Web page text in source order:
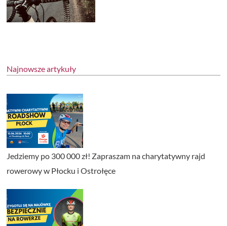
Najnowsze artykuły
Jedziemy po 300 000 zł! Zapraszam na charytatywny rajd
rowerowy w Płocku i Ostrołęce